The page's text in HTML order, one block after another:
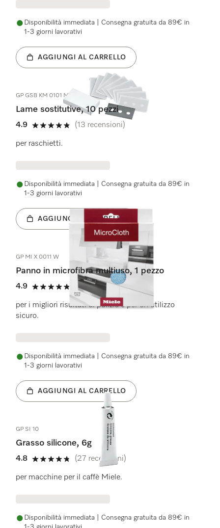
Disponibilità immediata | Consegna gratuita da 89€ in
1-3 giorni lavorativi
AGGIUNGI AL CARRELLO
GP GSB KM 0101 M
Lame sostitutive, 10 pezzi
4.9
4.9 stelle su 5
(13 recensioni)
per raschietti.
Disponibilità immediata | Consegna gratuita da 89€ in
1-3 giorni lavorativi
AGGIUNGI AL CARRELLO
GP MI X 0011 W
Panno in microfibra multiuso, 1 pezzo
4.9
4.9 stelle su 5
(74 recensioni)
per i migliori risultati di pulizia e per un utilizzo
sicuro.
Disponibilità immediata | Consegna gratuita da 89€ in
1-3 giorni lavorativi
AGGIUNGI AL CARRELLO
GP SI 10
Grasso silicone, 6g
4.8
4.8 stelle su 5
(27 recensioni)
per macchine per il caffè Miele.
Disponibilità immediata | Consegna gratuita da 89€ in